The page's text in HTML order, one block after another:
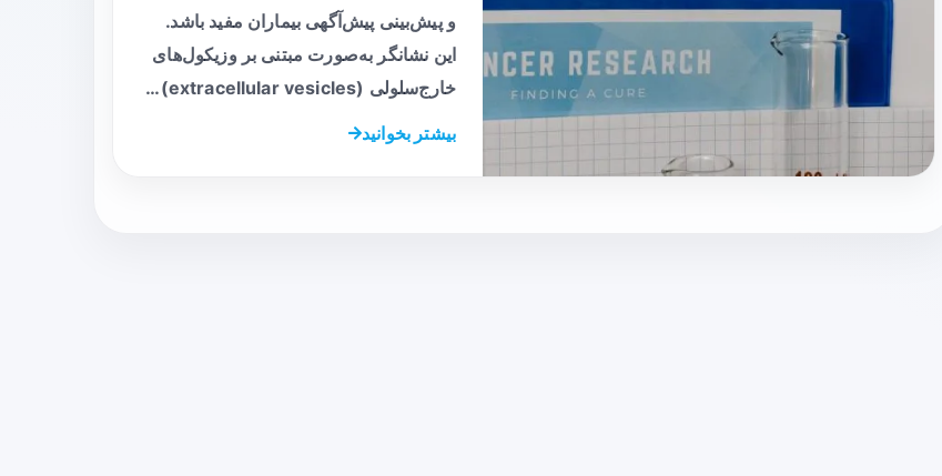
و پیش‌بینی پیش‌آگهی بیماران مفید باشد.
این نشانگر به‌صورت مبتنی بر وزیکول‌های
خارج‌سلولی (extracellular vesicles)…
بیشتر بخوانید